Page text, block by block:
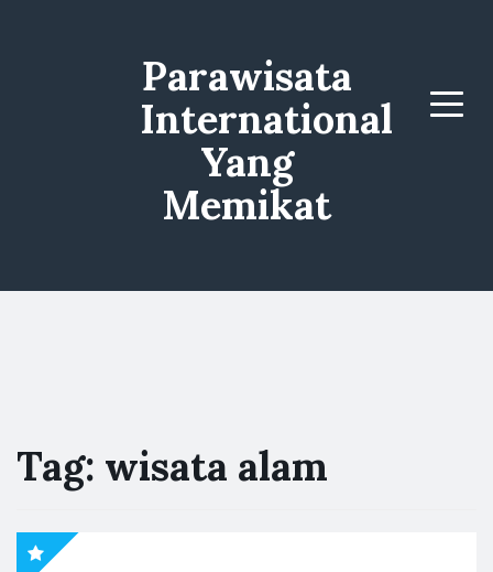
Parawisata
International
Yang
Memikat
Menu
Tag: wisata alam